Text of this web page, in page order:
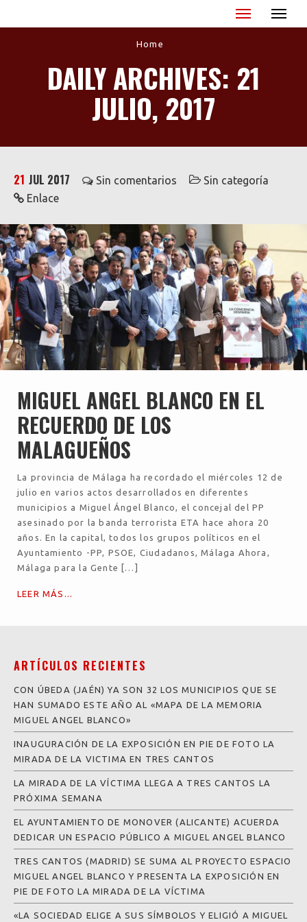
Miguel Ángel Blanco - XX Aniversario
Home
DAILY ARCHIVES: 21
JULIO, 2017
21 JUL 2017 Sin comentarios
Sin categoría
Enlace
MIGUEL ANGEL BLANCO EN EL
RECUERDO DE LOS
MALAGUEÑOS
La provincia de Málaga ha recordado el miércoles 12 de
julio en varios actos desarrollados en diferentes
municipios a Miguel Ángel Blanco, el concejal del PP
asesinado por la banda terrorista ETA hace ahora 20
años. En la capital, todos los grupos políticos en el
Ayuntamiento -PP, PSOE, Ciudadanos, Málaga Ahora,
Málaga para la Gente […]
LEER MÁS...
ARTÍCULOS RECIENTES
CON ÚBEDA (JAÉN) YA SON 32 LOS MUNICIPIOS QUE SE
HAN SUMADO ESTE AÑO AL «MAPA DE LA MEMORIA
MIGUEL ANGEL BLANCO»
INAUGURACIÓN DE LA EXPOSICIÓN EN PIE DE FOTO LA
MIRADA DE LA VICTIMA EN TRES CANTOS
LA MIRADA DE LA VÍCTIMA LLEGA A TRES CANTOS LA
PRÓXIMA SEMANA
EL AYUNTAMIENTO DE MONOVER (ALICANTE) ACUERDA
DEDICAR UN ESPACIO PÚBLICO A MIGUEL ANGEL BLANCO
TRES CANTOS (MADRID) SE SUMA AL PROYECTO ESPACIO
MIGUEL ANGEL BLANCO Y PRESENTA LA EXPOSICIÓN EN
PIE DE FOTO LA MIRADA DE LA VÍCTIMA
«LA SOCIEDAD ELIGE A SUS SÍMBOLOS Y ELIGIÓ A MIGUEL